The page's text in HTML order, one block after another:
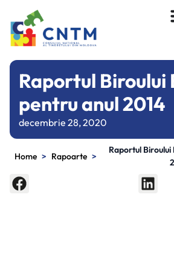
Raportul Biroului
pentru anul 2014
decembrie 28, 2020
Home > Rapoarte >
Raportul